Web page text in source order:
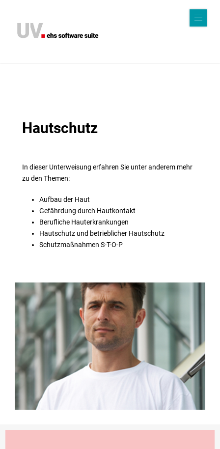
Hautschutz
In dieser Unterweisung erfahren Sie unter anderem mehr
zu den Themen:
Aufbau der Haut
Gefährdung durch Hautkontakt
Berufliche Hauterkrankungen
Hautschutz und betrieblicher Hautschutz
Schutzmaßnahmen S-T-O-P
sen
E-
Lea
rni
ng
s
Ser